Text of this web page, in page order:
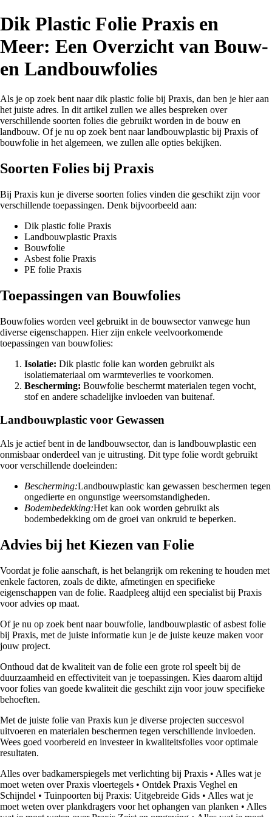
Dik Plastic Folie Praxis en
Meer: Een Overzicht van Bouw-
en Landbouwfolies
Als je op zoek bent naar dik plastic folie bij Praxis, dan ben je hier aan
het juiste adres. In dit artikel zullen we alles bespreken over
verschillende soorten folies die gebruikt worden in de bouw en
landbouw. Of je nu op zoek bent naar landbouwplastic bij Praxis of
bouwfolie in het algemeen, we zullen alle opties bekijken.
Soorten Folies bij Praxis
Bij Praxis kun je diverse soorten folies vinden die geschikt zijn voor
verschillende toepassingen. Denk bijvoorbeeld aan:
Dik plastic folie Praxis
Landbouwplastic Praxis
Bouwfolie
Asbest folie Praxis
PE folie Praxis
Toepassingen van Bouwfolies
Bouwfolies worden veel gebruikt in de bouwsector vanwege hun
diverse eigenschappen. Hier zijn enkele veelvoorkomende
toepassingen van bouwfolies:
Isolatie: Dik plastic folie kan worden gebruikt als
isolatiemateriaal om warmteverlies te voorkomen.
Bescherming: Bouwfolie beschermt materialen tegen vocht,
stof en andere schadelijke invloeden van buitenaf.
Landbouwplastic voor Gewassen
Als je actief bent in de landbouwsector, dan is landbouwplastic een
onmisbaar onderdeel van je uitrusting. Dit type folie wordt gebruikt
voor verschillende doeleinden:
Bescherming:Landbouwplastic kan gewassen beschermen tegen
ongedierte en ongunstige weersomstandigheden.
Bodembedekking:Het kan ook worden gebruikt als
bodembedekking om de groei van onkruid te beperken.
Advies bij het Kiezen van Folie
Voordat je folie aanschaft, is het belangrijk om rekening te houden met
enkele factoren, zoals de dikte, afmetingen en specifieke
eigenschappen van de folie. Raadpleeg altijd een specialist bij Praxis
voor advies op maat.
Of je nu op zoek bent naar bouwfolie, landbouwplastic of asbest folie
bij Praxis, met de juiste informatie kun je de juiste keuze maken voor
jouw project.
Onthoud dat de kwaliteit van de folie een grote rol speelt bij de
duurzaamheid en effectiviteit van je toepassingen. Kies daarom altijd
voor folies van goede kwaliteit die geschikt zijn voor jouw specifieke
behoeften.
Met de juiste folie van Praxis kun je diverse projecten succesvol
uitvoeren en materialen beschermen tegen verschillende invloeden.
Wees goed voorbereid en investeer in kwaliteitsfolies voor optimale
resultaten.
Alles over badkamerspiegels met verlichting bij Praxis • Alles wat je
moet weten over Praxis vloertegels • Ontdek Praxis Veghel en
Schijndel • Tuinpoorten bij Praxis: Uitgebreide Gids • Alles wat je
moet weten over plankdragers voor het ophangen van planken • Alles